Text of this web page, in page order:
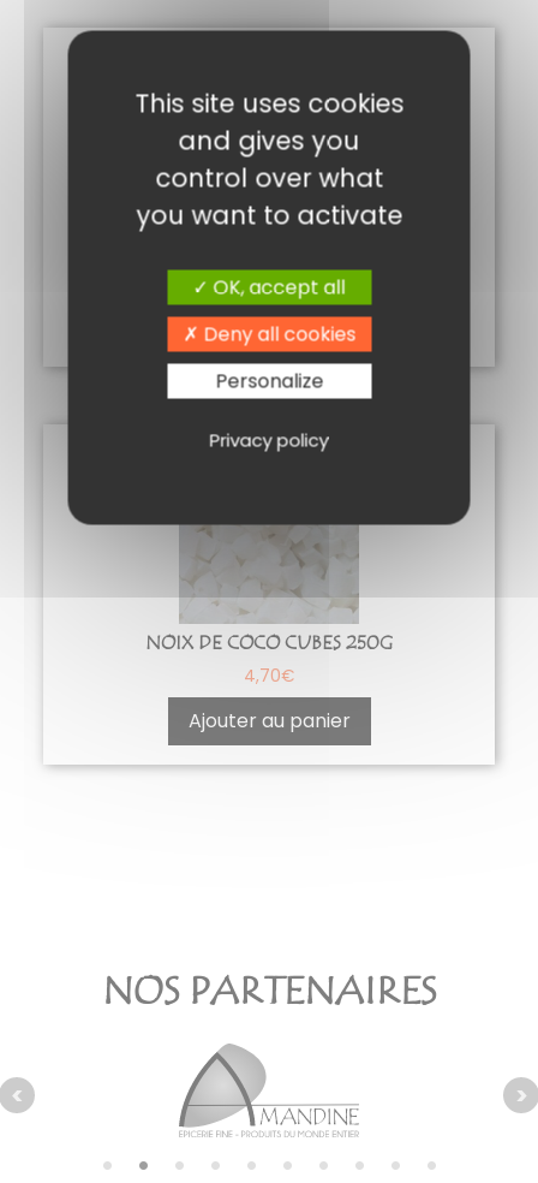
3,70€
Ajouter au panier
NOIX DE COCO CUBES 250G
4,70€
Ajouter au panier
NOS PARTENAIRES
This site uses cookies
and gives you
control over what
you want to activate
OK, accept all
Deny all cookies
Personalize
Privacy policy